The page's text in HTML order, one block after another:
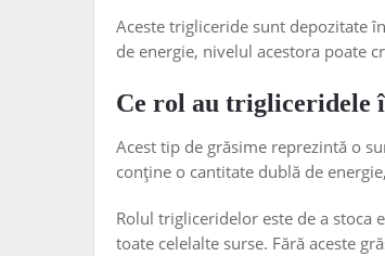
Aceste trigliceride sunt depozitate
de energie, nivelul acestora poate
Ce rol au trigliceridele
Acest tip de grăsime reprezintă o
conține o cantitate dublă de
Rolul trigliceridelor este de a stoca
toate celelalte surse. Fără aceste